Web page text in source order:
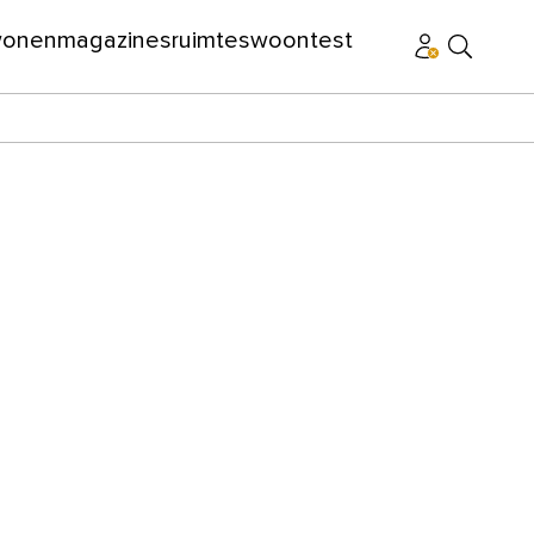
magazinesruimteswoontest